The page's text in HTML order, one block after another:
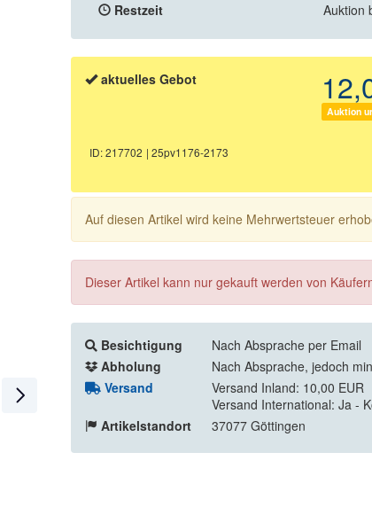
Restzeit Auktion
aktuelles Gebot
Auktion
ID: 217702 | 25pv1176-2173
Auf diesen Artikel wird keine Mehrwertsteuer
Dieser Artikel kann nur gekauft werden von
Besichtigung
Nach Absprache per Email
Abholung
Nach Absprache, jedoch
Versand
Versand Inland: 10,00 EUR
Versand International: Ja -
Artikelstandort
37077 Göttingen